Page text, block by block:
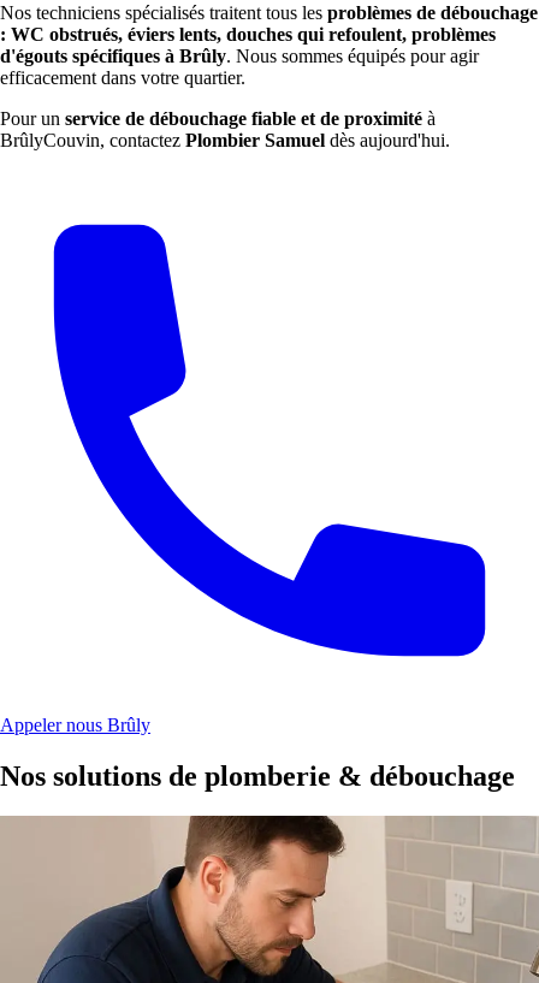
Nos techniciens spécialisés traitent tous les problèmes de débouchage
: WC obstrués, éviers lents, douches qui refoulent, problèmes
d'égouts spécifiques à Brûly. Nous sommes équipés pour agir
efficacement dans votre quartier.
Pour un service de débouchage fiable et de proximité à
BrûlyCouvin, contactez Plombier Samuel dès aujourd'hui.
Appeler nous Brûly
Nos solutions de plomberie & débouchage